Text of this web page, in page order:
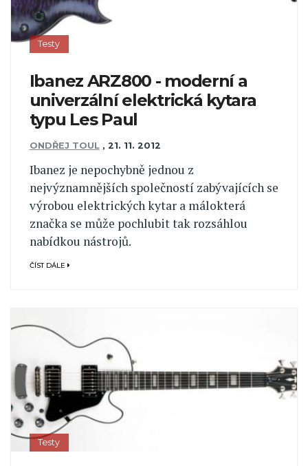
Testy
Ibanez ARZ800 - moderní a
univerzální elektrická kytara
typu Les Paul
ONDŘEJ TOUL , 21. 11. 2012
Ibanez je nepochybně jednou z
nejvýznamnějších společností zabývajících se
výrobou elektrických kytar a málokterá
značka se může pochlubit tak rozsáhlou
nabídkou nástrojů.
ČÍST DÁLE
Testy